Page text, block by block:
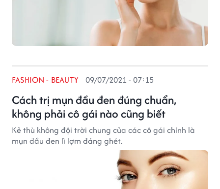
Cách trị mụn đầu đen đúng chuẩn,
không phải cô gái nào cũng biết
FASHION - BEAUTY 09/07/2021 - 07:15
Kẻ thù không đội trời chung của các cô gái chính là
mụn đầu đen lì lợm đáng ghét.